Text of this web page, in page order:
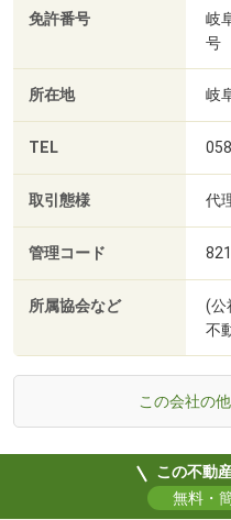
免許番号
岐
号
所在地 岐
TEL
取引態様 代
管理コード
所属協会など
(公
不
この会社の
この不動
無料・